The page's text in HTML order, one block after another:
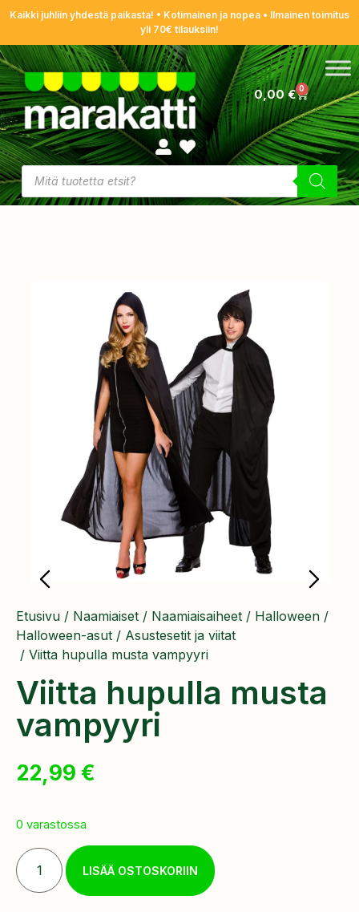
Kaikki juhliin yhdestä paikasta! • Kotimainen ja nopea • Ilmainen toimitus
yli 70€ tilauksiin!
0,00€ 0
Etusivu / Naamiaiset / Naamiaisaiheet / Halloween /
Halloween-asut / Asustesetit ja viitat
/ Viitta hupulla musta vampyyri
Viitta hupulla musta
vampyyri
22,99 €
0 varastossa
LISÄÄ OSTOSKORIIN